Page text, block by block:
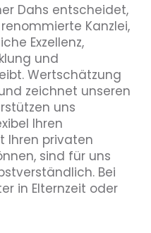
Dahs entscheidet,
Kanzlei,
Exzellenz,
und
Wertschätzung
zeichnet unseren
uns
Ihren
Ihren privaten
sind für uns
Bei
in Elternzeit oder